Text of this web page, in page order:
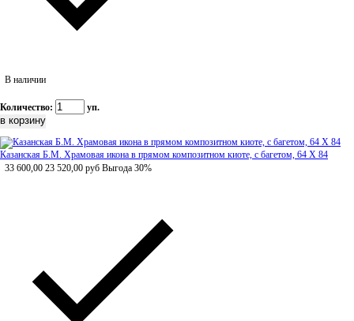
В наличии
Количество: уп.
Казанская Б.М. Храмовая икона в прямом композитном киоте, с багетом, 64 Х 84
33 600,00 23 520,00 руб Выгода 30%